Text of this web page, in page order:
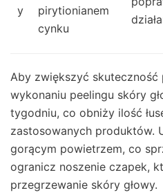
y
pirytionianem
cynku
Aby zwiększyć skuteczność
wykonaniu peelingu skóry
tygodniu, co obniży ilość
zastosowanych produktów.
gorącym powietrzem, co
ogranicz noszenie czapek,
przegrzewanie skóry głowy.